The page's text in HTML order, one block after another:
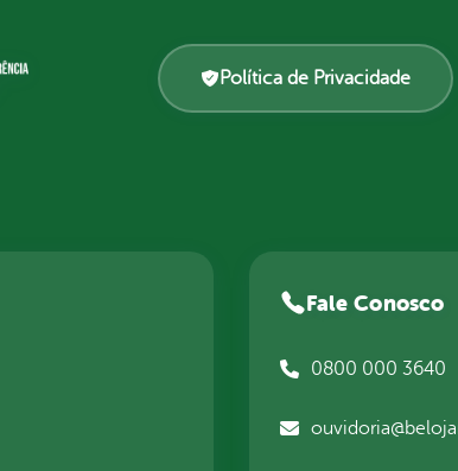
Política de Privacidade
Fale Conosco
0800 000 3640